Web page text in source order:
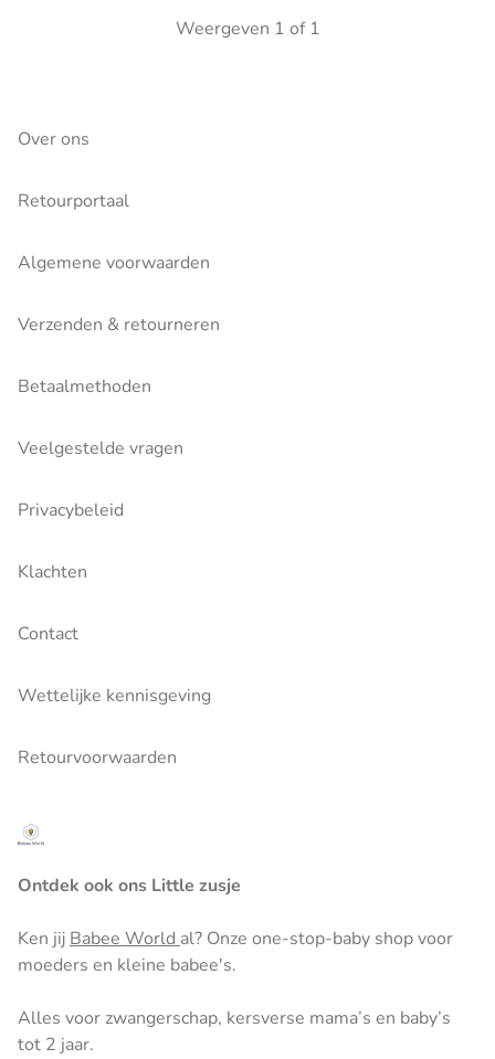
Weergeven 1 of 1
Over ons
Retourportaal
Algemene voorwaarden
Verzenden & retourneren
Betaalmethoden
Veelgestelde vragen
Privacybeleid
Klachten
Contact
Wettelijke kennisgeving
Retourvoorwaarden
Ontdek ook ons Little zusje
Ken jijBabee Worldal? Onze one-stop-baby shop voor
moeders en kleine babee's.
Alles voor zwangerschap, kersverse mama’s en baby’s
tot 2 jaar.